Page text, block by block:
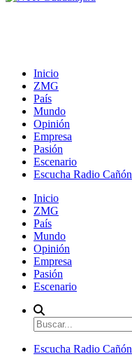
Inicio
ZMG
País
Mundo
Opinión
Empresa
Pasión
Escenario
Escucha Radio Cañón
Inicio
ZMG
País
Mundo
Opinión
Empresa
Pasión
Escenario
Escucha Radio Cañón